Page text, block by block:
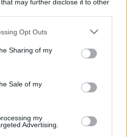
that may further disclose it to other
app uses one or more Google
behaviour. You may click to
and its third-party tags to
purposes in below Google
Opt Outs
Sharing of my
Sale of my
my
Advertising.
agosto, sole e caldo tornano
rampe chiuse ancora fino a
la classifica delle mete più
2026